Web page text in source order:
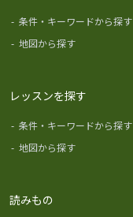
- 条件・キーワードから探す
- 地図から探す
レッスンを探す
- 条件・キーワードから探す
- 地図から探す
読みもの